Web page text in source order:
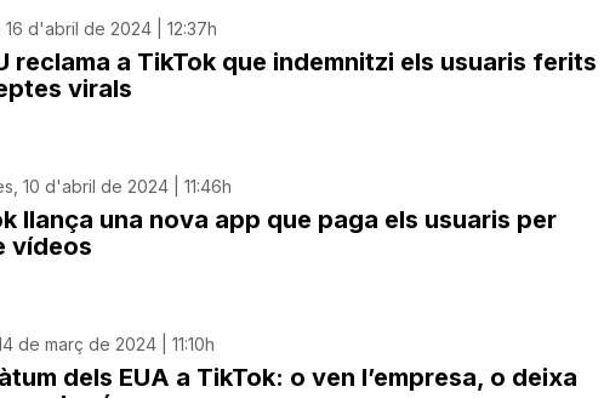
16 d'abril de 2024 | 12:37h
reclama a TikTok que indemnitzi els usuaris ferits
virals
10 d'abril de 2024 | 11:46h
llança una nova app que paga els usuaris per
vídeos
de març de 2024 | 11:10h
dels EUA a TikTok: o ven l’empresa, o deixa